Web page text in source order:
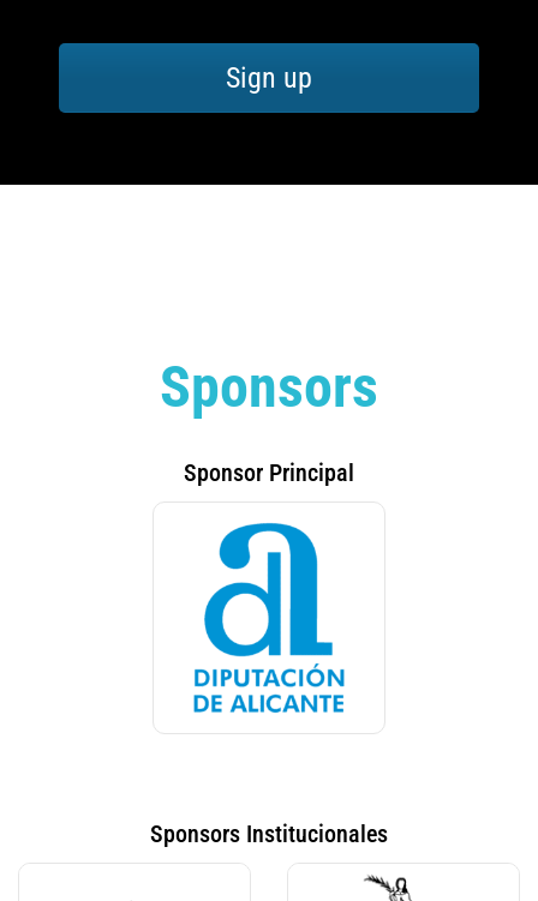
Sign up
Sponsors
Sponsor Principal
Sponsors Institucionales